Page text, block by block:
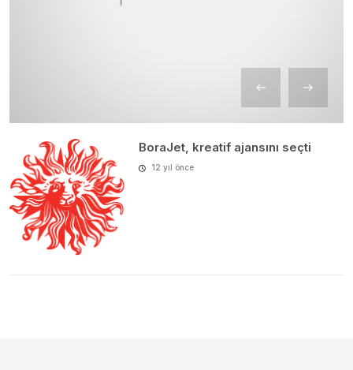
BoraJet, kreatif ajansını seçti
12 yıl önce